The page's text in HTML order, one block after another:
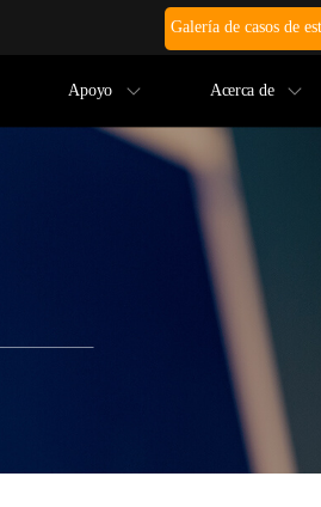
Galería de casos de
Apoyo Acerca de